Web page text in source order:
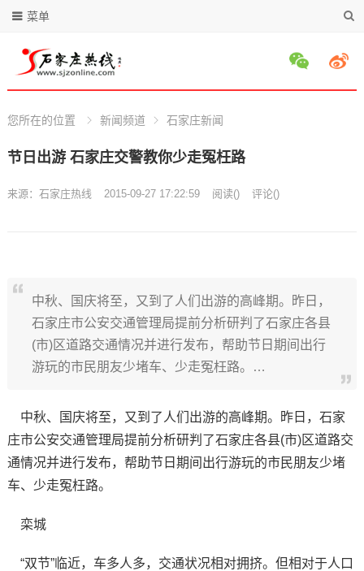
菜单
您所在的位置 新闻频道 石家庄新闻
节日出游 石家庄交警教你少走冤枉路
来源： 石家庄热线 2015-09-27 17:22:59 阅读() 评论()
中秋、国庆将至，又到了人们出游的高峰期。昨日，
石家庄市公安交通管理局提前分析研判了石家庄各县
(市)区道路交通情况并进行发布，帮助节日期间出行
游玩的市民朋友少堵车、少走冤枉路。…
中秋、国庆将至，又到了人们出游的高峰期。昨日，石家
庄市公安交通管理局提前分析研判了石家庄各县(市)区道路交
通情况并进行发布，帮助节日期间出行游玩的市民朋友少堵
车、少走冤枉路。
栾城
“双节”临近，车多人多，交通状况相对拥挤。但相对于人口